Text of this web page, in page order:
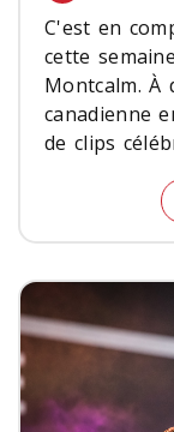
C'est en
cette
Montcalm.
canadienne
de clips